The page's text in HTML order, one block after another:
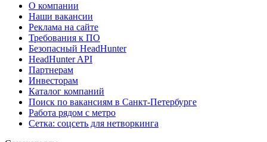
О компании
Наши вакансии
Реклама на сайте
Требования к ПО
Безопасный HeadHunter
HeadHunter API
Партнерам
Инвесторам
Каталог компаний
Поиск по вакансиям в Санкт-Петербурге
Работа рядом с метро
Сетка: соцсеть для нетворкинга